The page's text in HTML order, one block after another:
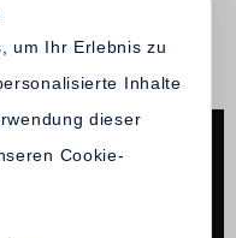
um Ihr Erlebnis zu
Inhalte
dieser
Cookie-